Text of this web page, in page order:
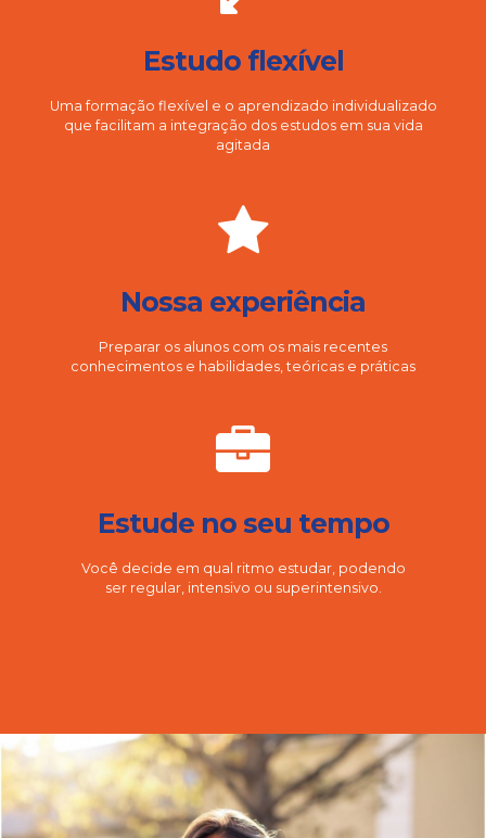
Estudo flexível
Uma formação flexível e o aprendizado individualizado
que facilitam a integração dos estudos em sua vida
agitada
Nossa experiência
Preparar os alunos com os mais recentes
conhecimentos e habilidades, teóricas e práticas
Estude no seu tempo
Você decide em qual ritmo estudar, podendo
ser regular, intensivo ou superintensivo.